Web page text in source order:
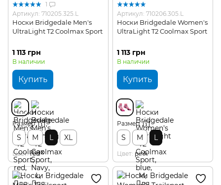
1
Артикул: 710205.325.L
Носки Bridgedale Men's
UltraLight T2 Coolmax Sport
1 113 грн
В наличии
Купить
Размер
S M L XL
Цвет red
Артикул: 710206.305.L
Носки Bridgedale Women's
UltraLight T2 Coolmax Sport
1 113 грн
В наличии
Купить
Размер
S M L
Цвет pink